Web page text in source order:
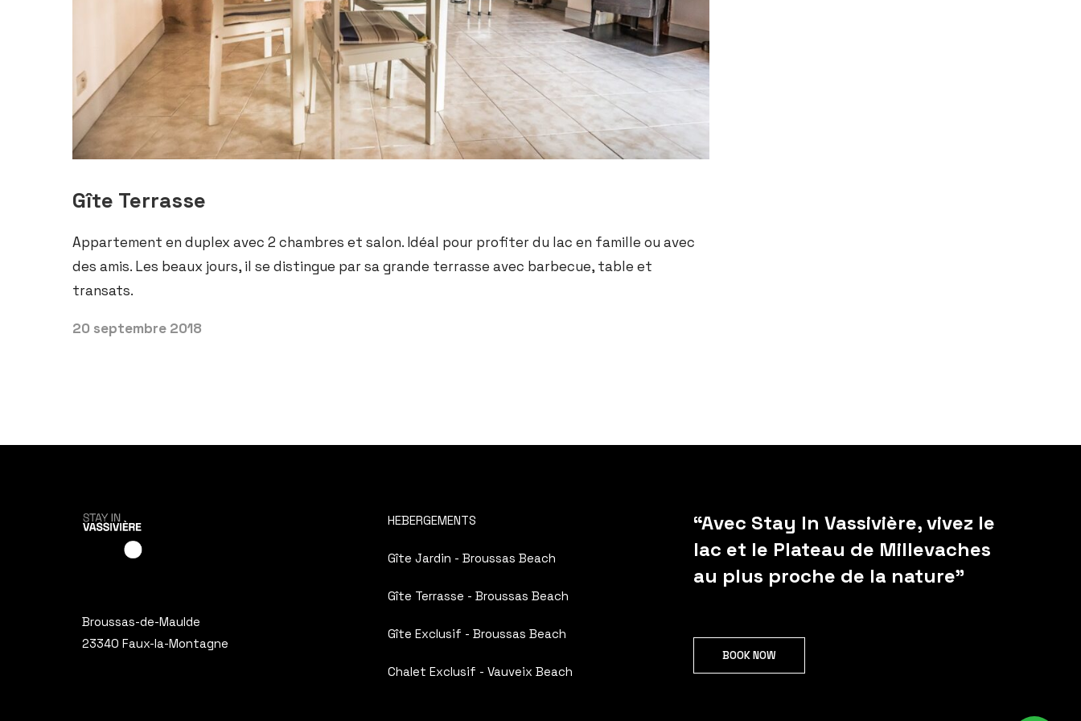
Gîte Terrasse
Appartement en duplex avec 2 chambres et salon. Idéal pour profiter du lac en famille ou avec
des amis. Les beaux jours, il se distingue par sa grande terrasse avec barbecue, table et
transats.
20 septembre 2018
Broussas-de-Maulde
23340 Faux-la-Montagne
HEBERGEMENTS
Gîte Jardin - Broussas Beach
Gîte Terrasse - Broussas Beach
Gîte Exclusif - Broussas Beach
Chalet Exclusif - Vauveix Beach
“Avec Stay In Vassivière, vivez le
lac et le Plateau de Millevaches
au plus proche de la nature”
BOOK NOW